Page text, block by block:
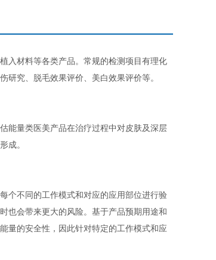
入材料等各类产品。常规的检测项目有理化
究、脱毛效果评价、美白效果评价等。
能量类医美产品在治疗过程中对皮肤及深层
成。
个不同的工作模式和对应的应用部位进行验
也会带来更大的风险。基于产品预期用途和
量的安全性，因此针对特定的工作模式和应